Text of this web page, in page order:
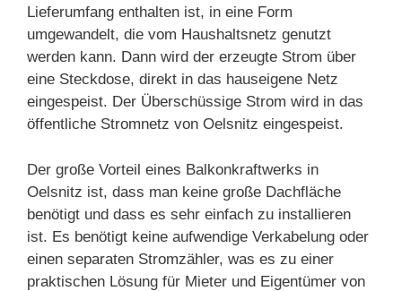
Lieferumfang enthalten ist, in eine Form
umgewandelt, die vom Haushaltsnetz genutzt
werden kann. Dann wird der erzeugte Strom über
eine Steckdose, direkt in das hauseigene Netz
eingespeist. Der Überschüssige Strom wird in das
öffentliche Stromnetz von Oelsnitz eingespeist.
Der große Vorteil eines Balkonkraftwerks in
Oelsnitz ist, dass man keine große Dachfläche
benötigt und dass es sehr einfach zu installieren
ist. Es benötigt keine aufwendige Verkabelung oder
einen separaten Stromzähler, was es zu einer
praktischen Lösung für Mieter und Eigentümer von